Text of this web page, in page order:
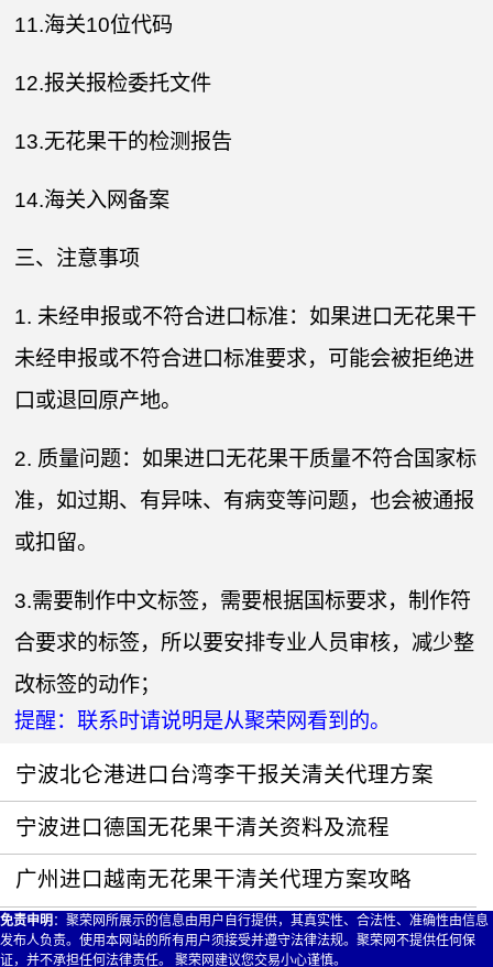
11.海关10位代码
12.报关报检委托文件
13.无花果干的检测报告
14.海关入网备案
三、注意事项
1. 未经申报或不符合进口标准：如果进口无花果干
未经申报或不符合进口标准要求，可能会被拒绝进
口或退回原产地。
2. 质量问题：如果进口无花果干质量不符合国家标
准，如过期、有异味、有病变等问题，也会被通报
或扣留。
3.需要制作中文标签，需要根据国标要求，制作符
合要求的标签，所以要安排专业人员审核，减少整
改标签的动作；
提醒：联系时请说明是从聚荣网看到的。
宁波北仑港进口台湾李干报关清关代理方案
宁波进口德国无花果干清关资料及流程
广州进口越南无花果干清关代理方案攻略
免责申明 ：聚荣网所展示的信息由用户自行提供，其真实性、合法性、准确性由信息
发布人负责。使用本网站的所有用户须接受并遵守法律法规。聚荣网不提供任何保
证，并不承担任何法律责任。 聚荣网建议您交易小心谨慎。